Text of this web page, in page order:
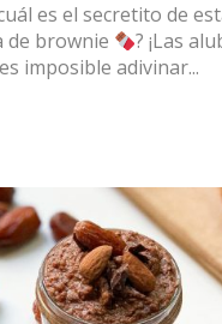
es el secretito de
de brownie
? ¡Las
imposible adivinar...